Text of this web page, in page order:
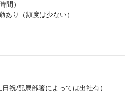
間）
り（頻度は少ない）
祝/配属部署によっては出社有）